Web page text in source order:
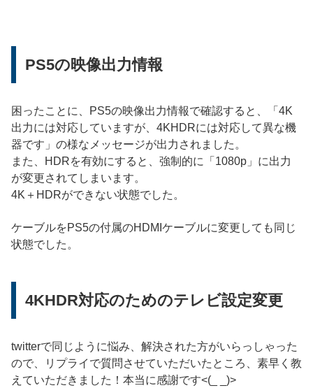
PS5の映像出力情報
困ったことに、PS5の映像出力情報で確認すると、「4K
出力には対応していますが、4KHDRには対応して異な機
器です」の様なメッセージが出力されました。
また、HDRを有効にすると、強制的に「1080p」に出力
が変更されてしまいます。
4K＋HDRができない状態でした。
ケーブルをPS5の付属のHDMIケーブルに変更しても同じ
状態でした。
4KHDR対応のためのテレビ設定変更
twitterで同じように悩み、解決された方がいらっしゃった
ので、リプライで質問させていただいたところ、素早く教
えていただきました！本当に感謝です<(_ _)>